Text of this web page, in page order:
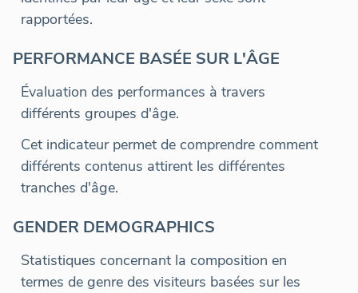
rapportées.
PERFORMANCE BASÉE SUR L'ÂGE
Évaluation des performances à travers
différents groupes d'âge.
Cet indicateur permet de comprendre comment
différents contenus attirent les différentes
tranches d'âge.
GENDER DEMOGRAPHICS
Statistiques concernant la composition en
termes de genre des visiteurs basées sur les